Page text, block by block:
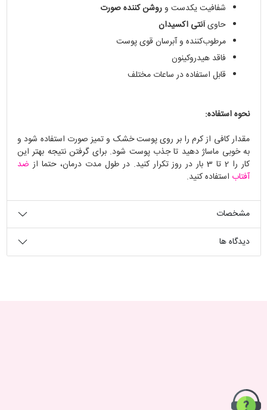
شفافيت یکدست و روشن کننده صورت
حاویآنتی اکسیدان
مرطوب‌کننده و آبرسان قوی پوست
فاقد هيدروکينون
قابل استفاده در ساعات مختلف
نحوه استفاده:
مقدار کافی از کرم را بر روی پوست خشک و تمیز صورت استفاده شود و
به خوبی ماساژ دهید تا جذب پوست شود. برای گرفتن نتیجه بهتر این
کار را 2 تا 3 بار در روز تکرار کنید. در طول مدت درمان، حتما از
ضد
آفتاب استفاده کنید.
مشخصات
دیدگاه ها